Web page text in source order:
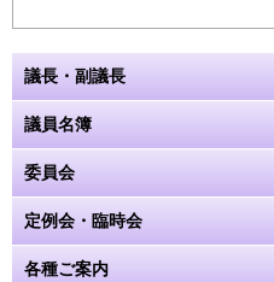
議長・副議長
議員名簿
委員会
定例会・臨時会
各種ご案内